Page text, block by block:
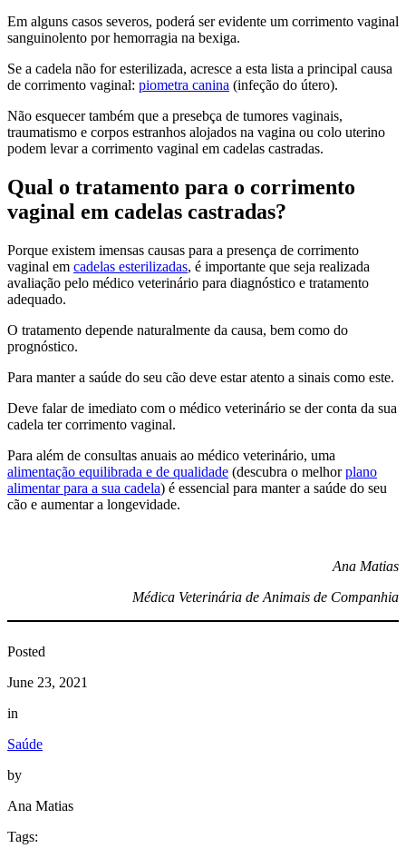
Em alguns casos severos, poderá ser evidente um corrimento vaginal
sanguinolento por hemorragia na bexiga.
Se a cadela não for esterilizada, acresce a esta lista a principal causa
de corrimento vaginal: piometra canina (infeção do útero).
Não esquecer também que a presebça de tumores vaginais,
traumatismo e corpos estranhos alojados na vagina ou colo uterino
podem levar a corrimento vaginal em cadelas castradas.
Qual o tratamento para o corrimento
vaginal em cadelas castradas?
Porque existem imensas causas para a presença de corrimento
vaginal em cadelas esterilizadas, é importante que seja realizada
avaliação pelo médico veterinário para diagnóstico e tratamento
adequado.
O tratamento depende naturalmente da causa, bem como do
prognóstico.
Para manter a saúde do seu cão deve estar atento a sinais como este.
Deve falar de imediato com o médico veterinário se der conta da sua
cadela ter corrimento vaginal.
Para além de consultas anuais ao médico veterinário, uma
alimentação equilibrada e de qualidade (descubra o melhorplano
alimentar para a sua cadela) é essencial para manter a saúde do seu
cão e aumentar a longevidade.
Ana Matias
Médica Veterinária de Animais de Companhia
Posted
June 23, 2021
in
Saúde
by
Ana Matias
Tags: